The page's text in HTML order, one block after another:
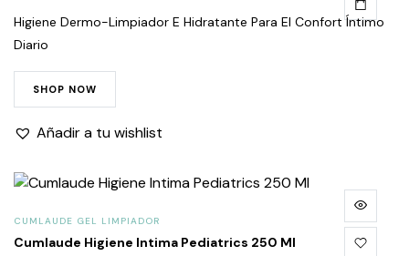
Higiene Dermo-Limpiador E Hidratante Para El Confort Íntimo
Diario
SHOP NOW
Añadir a tu wishlist
CUMLAUDE GEL LIMPIADOR
Cumlaude Higiene Intima Pediatrics 250 Ml